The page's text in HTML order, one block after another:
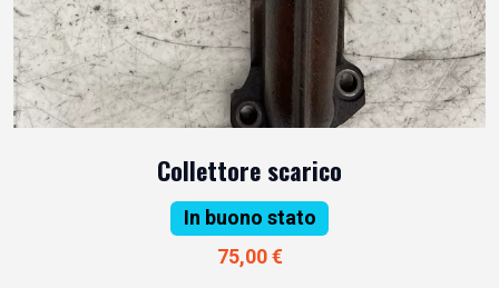
Collettore scarico
In buono stato
75,00 €